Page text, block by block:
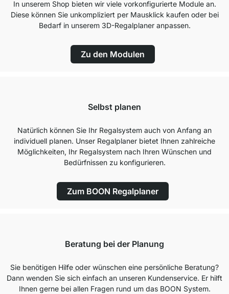
In unserem Shop bieten wir viele vorkonfigurierte Module an.
Diese können Sie unkompliziert per Mausklick kaufen oder bei
Bedarf in unserem 3D-Regalplaner anpassen.
Zu den Modulen
Selbst planen
Natürlich können Sie Ihr Regalsystem auch von Anfang an
individuell planen. Unser Regalplaner bietet Ihnen zahlreiche
Möglichkeiten, Ihr Regalsystem nach Ihren Wünschen und
Bedürfnissen zu konfigurieren.
Zum BOON Regalplaner
Beratung bei der Planung
Sie benötigen Hilfe oder wünschen eine persönliche Beratung?
Dann wenden Sie sich einfach an unseren Kundenservice. Er hilft
Ihnen gerne bei allen Fragen rund um das BOON System.